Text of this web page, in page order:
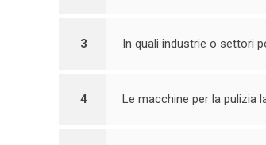
3 In quali industrie o settori
4 Le macchine per la pulizia